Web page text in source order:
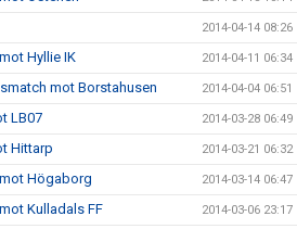
2014-04-14 08:26
Hyllie IK 2014-04-11 06:34
mot Borstahusen 2014-04-04 06:51
LB07 2014-03-28 06:49
Hittarp 2014-03-21 06:32
Högaborg 2014-03-14 06:47
Kulladals FF 2014-03-06 23:17